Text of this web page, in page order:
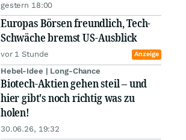
gestern 18:00
Europas Börsen freundlich, Tech-
Schwäche bremst US-Ausblick
vor 1 Stunde Anzeige
Hebel-Idee | Long-Chance
Biotech-Aktien gehen steil – und
hier gibt's noch richtig was zu
holen!
30.06.26, 19:32